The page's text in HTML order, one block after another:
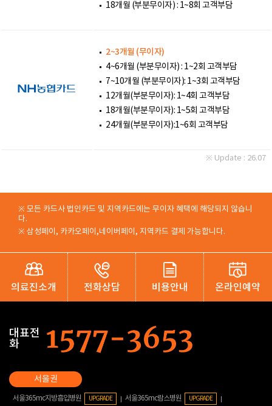
18개월 (부분무이자) : 1~8회 고객부담
2~3개월 (무이자)
4~6개월 (부분무이자) : 1~2회 고객부담
7~10개월 (부분무이자): 1~3회 고객부담
12개월(부분무이자): 1~4회 고객부담
18개월(부분무이자): 1~5회 고객부담
24개월(부분무이자):1~6회 고객부담
※ Update : 26.07
※ 모든 카드사 법인카드 및 지역카드에는 무이자 혜택에 해당되지 않습니
다.
※ 삼성페이, 카카오페이,네이버페이, 지역카드 결제 가능합니다.
의료진소개 전화상담 비용안내 온라인예약
대표전
화
서울365mc지방흡입병원 UPGRADE 서울365mc람스병원 UPGRADE